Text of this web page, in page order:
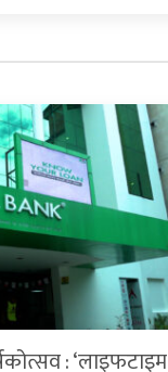
: ‘लाइफटाइम